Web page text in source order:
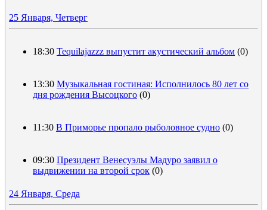
25 Января, Четверг
18:30 Tequilajazzz выпустит акустический альбом (0)
13:30 Музыкальная гостиная: Исполнилось 80 лет со
дня рождения Высоцкого (0)
11:30 В Приморье пропало рыболовное судно (0)
09:30 Президент Венесуэлы Мадуро заявил о
выдвижении на второй срок (0)
24 Января, Среда